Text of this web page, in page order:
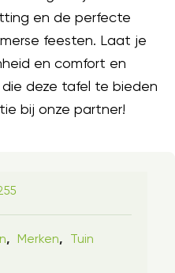
en de perfecte
feesten. Laat je
en comfort en
deze tafel te bieden
bij onze partner!
, Merken,
Tuin